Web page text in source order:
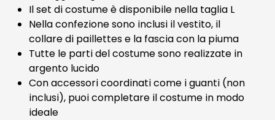
Il set di costume è disponibile nella taglia L
Nella confezione sono inclusi il vestito, il
collare di paillettes e la fascia con la piuma
Tutte le parti del costume sono realizzate in
argento lucido
Con accessori coordinati come i guanti (non
inclusi), puoi completare il costume in modo
ideale